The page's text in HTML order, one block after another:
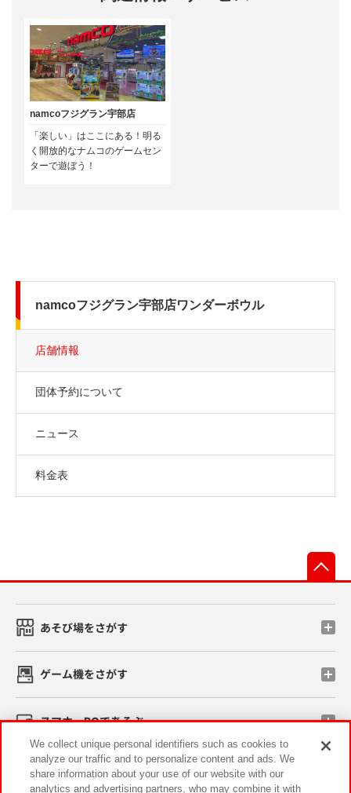
namcoフジグラン宇部店
「楽しい」はここにある！明る
く開放的なナムコのゲームセン
ターで遊ぼう！
namcoフジグラン宇部店ワンダーボウル
店舗情報
団体予約について
ニュース
料金表
あそび場をさがす
ゲーム機をさがす
スマホ・PCであそぶ
イベント・キャンペーン
We collect unique personal identifiers such as cookies to
analyze our traffic and to personalize content and ads. We
share information about your use of our website with our
analytics and advertising partners, who may combine it with